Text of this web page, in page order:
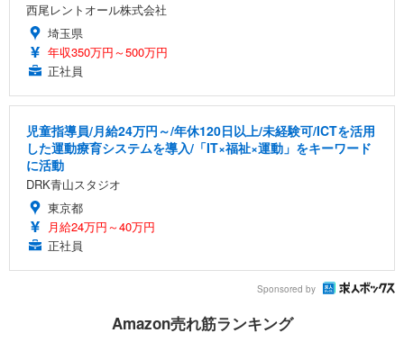
西尾レントオール株式会社
埼玉県
年収350万円～500万円
正社員
児童指導員/月給24万円～/年休120日以上/未経験可/ICTを活用
した運動療育システムを導入/「IT×福祉×運動」をキーワード
に活動
DRK青山スタジオ
東京都
月給24万円～40万円
正社員
Sponsored by
Amazon売れ筋ランキング